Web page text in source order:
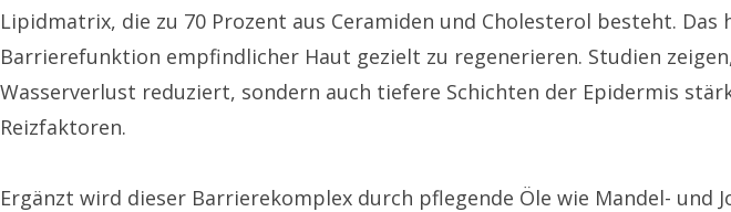
Lipidmatrix, die zu 70 Prozent aus Ceramiden und Cholesterol besteht.
Barrierefunktion empfindlicher Haut gezielt zu regenerieren. Studien
Wasserverlust reduziert, sondern auch tiefere Schichten der Epidermis
Reizfaktoren.
Ergänzt wird dieser Barrierekomplex durch pflegende Öle wie Mandel-